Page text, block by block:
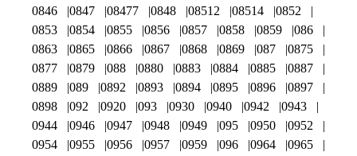
0846
0847 08477 0848 08512 08514
0852
0853
0854 0855 0856 0857 0858 0859
086
0863
0865 0866 0867 0868 0869 087
0875
0877
0879 088 0880 0883 0884 0885
0887
0889
089 0892 0893 0894 0895 0896
0897
0898
092 0920 093 0930 0940 0942
0943
0944
0946 0947 0948 0949 095 0950
0952
0954
0955 0956 0957 0959 096 0964
0965